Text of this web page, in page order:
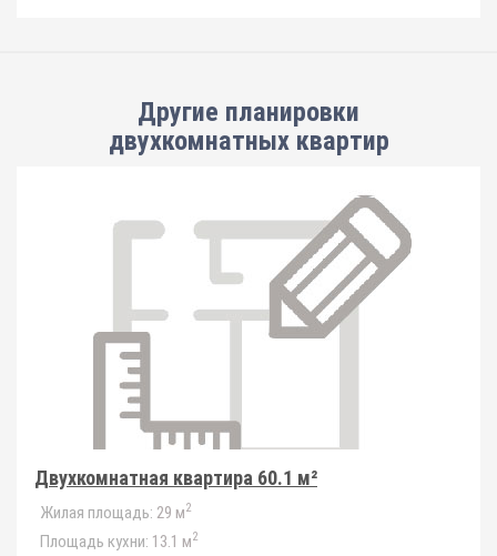
Другие планировки
двухкомнатных квартир
Двухкомнатная квартира 60.1 м²
Жилая площадь: 29 м2
Площадь кухни: 13.1 м2